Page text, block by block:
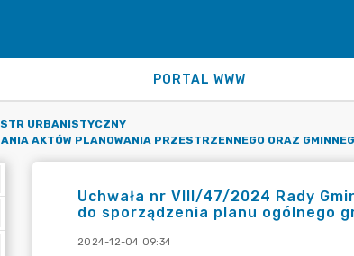
PORTAL WWW
URBANISTYCZNY
AKTÓW PLANOWANIA PRZESTRZENNEGO ORAZ
Uchwała nr VIII/47/2024 Rady
do sporządzenia planu ogólnego
2024-12-04 09:34